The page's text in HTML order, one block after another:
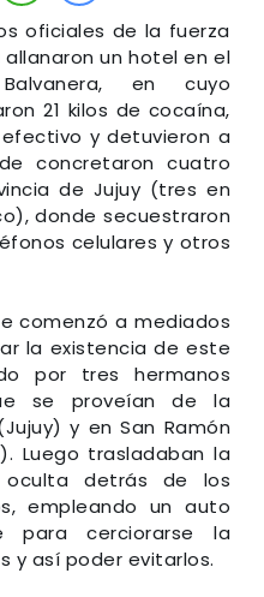
oficiales de la fuerza
un hotel en el
en cuyo
21 kilos de cocaína,
y detuvieron a
concretaron cuatro
de Jujuy (tres en
donde secuestraron
celulares y otros
comenzó a mediados
la existencia de este
por tres hermanos
se proveían de la
y en San Ramón
Luego trasladaban la
detrás de los
empleando un auto
para cerciorarse la
y así poder evitarlos.